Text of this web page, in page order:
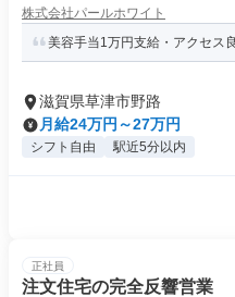
株式会社パールホワイト
美容手当1万円支給・アクセス
滋賀県草津市野路
月給24万円～27万円
シフト自由 駅近5分以内
正社員
注文住宅の完全反響営業